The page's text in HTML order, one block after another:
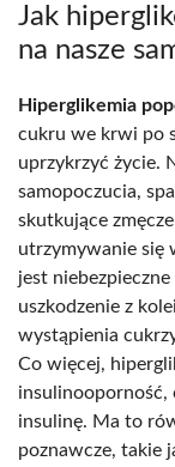
Jak
na nasze
Hiperglikemia
cukru we krwi po
uprzykrzyć życie.
samopoczucia,
skutkujące
utrzymywanie się
jest
uszkodzenie z
wystąpienia
Co więcej,
insulinooporność,
insulinę. Ma to
poznawcze, takie